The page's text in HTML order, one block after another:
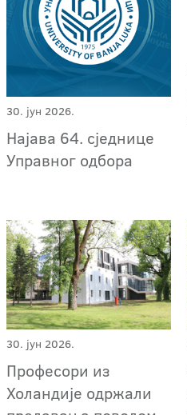
30. јун 2026.
Најава 64. сједнице
Управног одбора
30. јун 2026.
Професори из
Холандије одржали